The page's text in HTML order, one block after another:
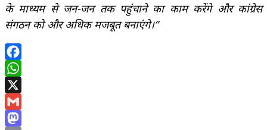
के माध्यम से जन-जन तक पहुंचाने का काम करेंगे और कांग्रेस
संगठन को और अधिक मजबूत बनाएंगे।”
Facebook
WhatsApp
X
Gmail